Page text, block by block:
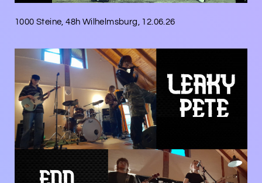
1000 Steine, 48h Wilhelmsburg, 12.06.26